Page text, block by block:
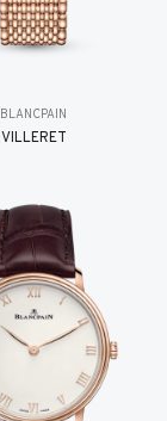
BLANCPAIN
VILLERET